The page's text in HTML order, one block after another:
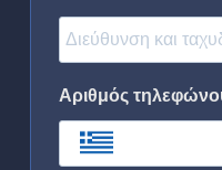
Αριθμός